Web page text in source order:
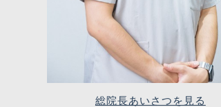
総院長あいさつを見る